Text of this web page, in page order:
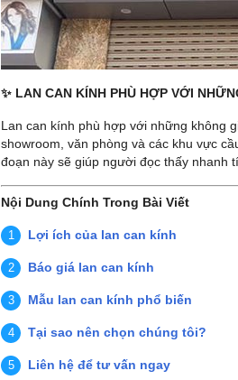
✨ LAN CAN KÍNH PHÙ HỢP VỚI
Lan can kính phù hợp với những không
showroom, văn phòng và các khu vực
đoạn này sẽ giúp người đọc thấy nhanh
Nội Dung Chính Trong Bài Viết
Lợi ích của lan can kính
Báo giá lan can kính
Mẫu lan can kính phổ biến
Tại sao nên chọn chúng tôi?
Liên hệ để tư vấn ngay